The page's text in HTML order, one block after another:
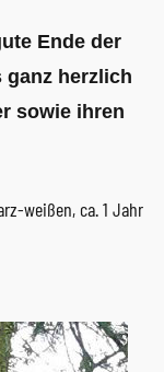
Ende der
herzlich
sowie ihren
weißen, ca. 1 Jahr